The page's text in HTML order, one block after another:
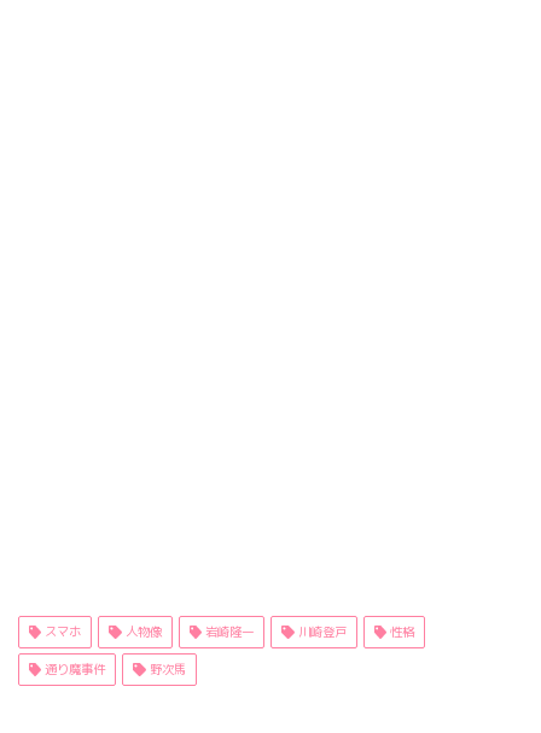
スマホ 人物像 岩崎隆一 川崎登戸 性格
通り魔事件 野次馬